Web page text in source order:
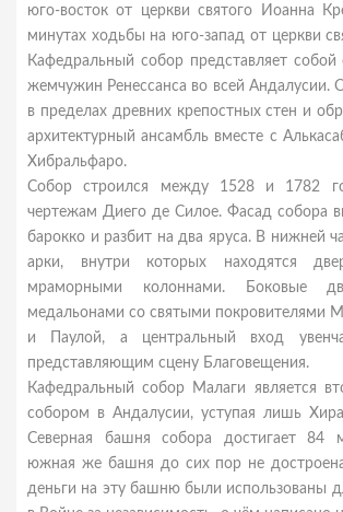
юго-восток от церкви святого Иоанна
минутах ходьбы на юго-запад от церкви
Кафедральный собор представляет собой
жемчужин Ренессанса во всей Андалусии.
в пределах древних крепостных стен и
архитектурный ансамбль вместе с
Хибральфаро.
Собор строился между 1528 и 1782
чертежам Диего де Силое. Фасад собора
барокко и разбит на два яруса. В нижней
арки, внутри которых находятся
мраморными колоннами. Боковые
медальонами со святыми покровителями
и Паулой, а центральный вход
представляющим сцену Благовещения.
Кафедральный собор Малаги является
собором в Андалусии, уступая лишь
Северная башня собора достигает 84
южная же башня до сих пор не
деньги на эту башню были